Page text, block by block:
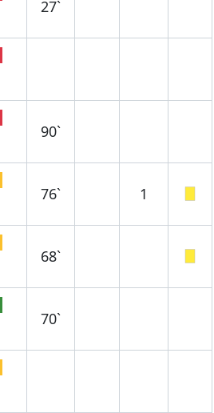
27`
90`
76` 1
68`
70`